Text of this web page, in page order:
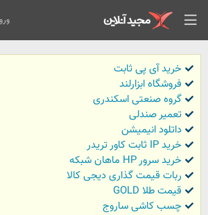
خرید آی پی ثابت
فروشگاه ابزارلند
گروه صنعتی اسکندری
تعمیر صندلی
داتلود انیمیشن
خرید IP ثابت کاور تریدر
خرید سرور HP ماهان شبکه
ربات قیمت گذاری دیجی کالا
قیمت طلا GOLD
چسب کاشی ساروج